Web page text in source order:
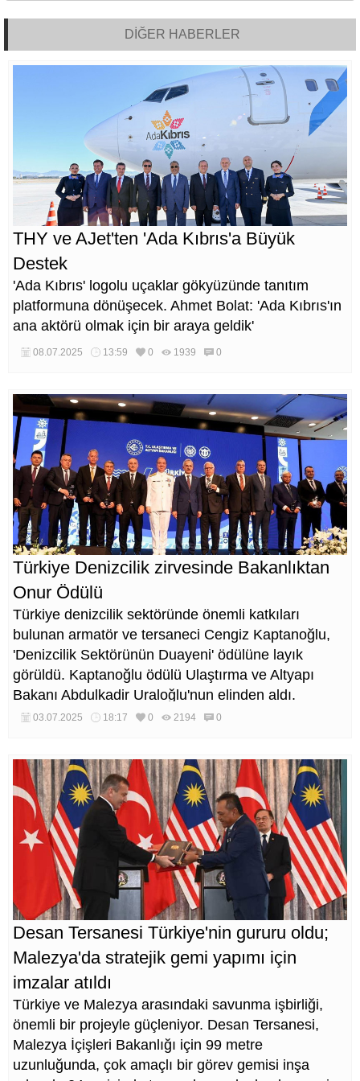
DİĞER HABERLER
THY ve AJet'ten 'Ada Kıbrıs'a Büyük
Destek
'Ada Kıbrıs' logolu uçaklar gökyüzünde tanıtım
platformuna dönüşecek. Ahmet Bolat: 'Ada Kıbrıs'ın
ana aktörü olmak için bir araya geldik'
08.07.2025 13:59 0 1939 0
Türkiye Denizcilik zirvesinde Bakanlıktan
Onur Ödülü
Türkiye denizcilik sektöründe önemli katkıları
bulunan armatör ve tersaneci Cengiz Kaptanoğlu,
'Denizcilik Sektörünün Duayeni' ödülüne layık
görüldü. Kaptanoğlu ödülü Ulaştırma ve Altyapı
Bakanı Abdulkadir Uraloğlu'nun elinden aldı.
03.07.2025 18:17 0 2194 0
Desan Tersanesi Türkiye'nin gururu oldu;
Malezya'da stratejik gemi yapımı için
imzalar atıldı
Türkiye ve Malezya arasındaki savunma işbirliği,
önemli bir projeyle güçleniyor. Desan Tersanesi,
Malezya İçişleri Bakanlığı için 99 metre
uzunluğunda, çok amaçlı bir görev gemisi inşa